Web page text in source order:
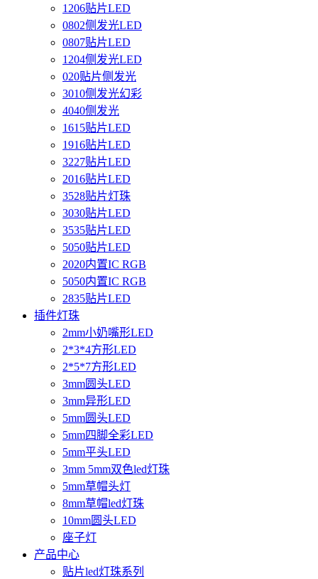
1206贴片LED
0802侧发光LED
0807贴片LED
1204侧发光LED
020贴片侧发光
3010侧发光幻彩
4040侧发光
1615贴片LED
1916贴片LED
3227贴片LED
2016贴片LED
3528贴片灯珠
3030贴片LED
3535贴片LED
5050贴片LED
2020内置IC RGB
5050内置IC RGB
2835贴片LED
插件灯珠
2mm小奶嘴形LED
2*3*4方形LED
2*5*7方形LED
3mm圆头LED
3mm异形LED
5mm圆头LED
5mm四脚全彩LED
5mm平头LED
3mm 5mm双色led灯珠
5mm草帽头灯
8mm草帽led灯珠
10mm圆头LED
座子灯
产品中心
贴片led灯珠系列